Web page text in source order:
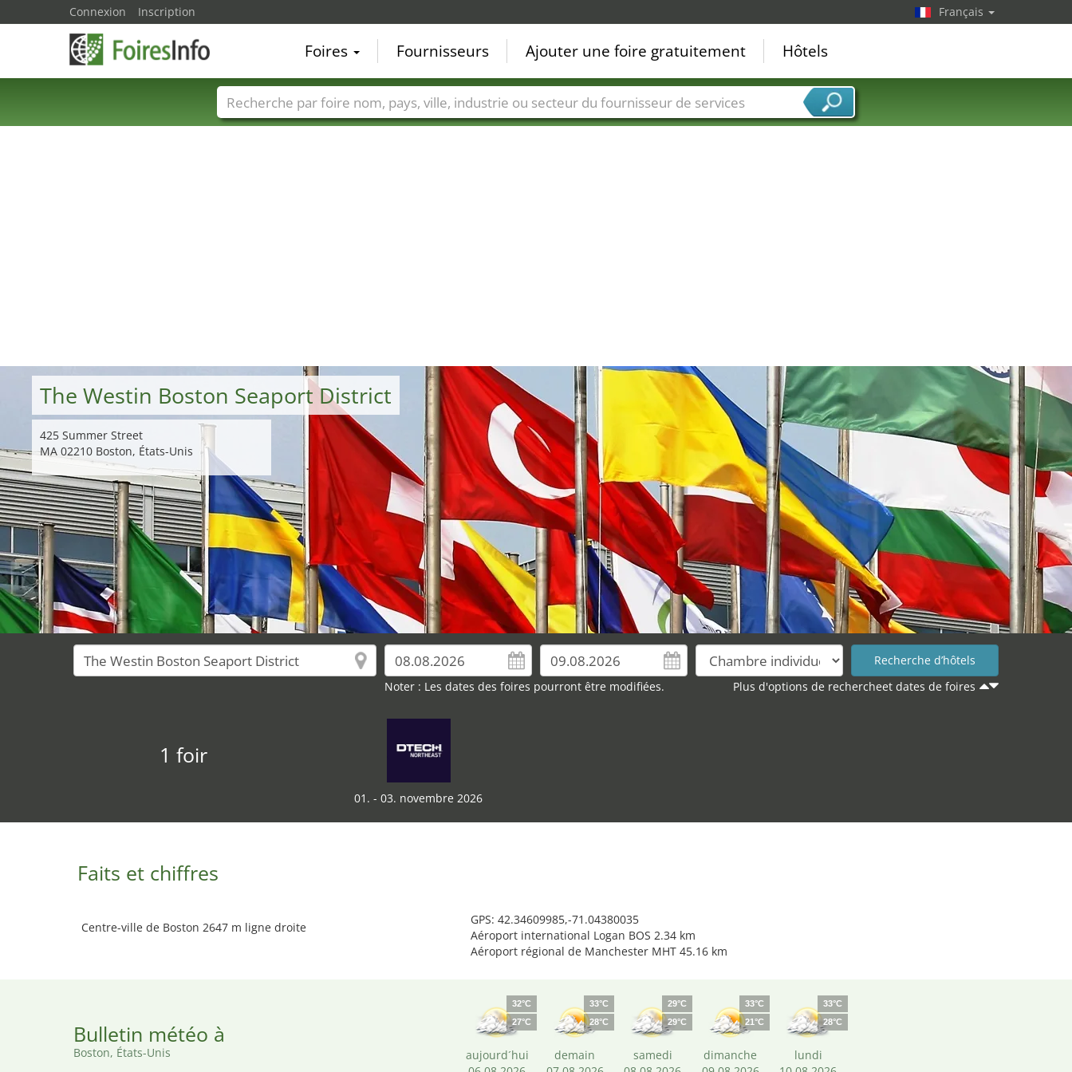
The Westin Boston Seaport District
425 Summer Street
MA 02210 Boston, États-Unis
Noter : Les dates des foires pourront être modifiées. Plus d'options de rechercheet dates de foires
1 foir
01. - 03. novembre 2026
Faits et chiffres
Centre-ville de Boston 2647 m ligne droite
GPS: 42.34609985,-71.04380035
Aéroport international Logan BOS 2.34 km
Aéroport régional de Manchester MHT 45.16 km
Bulletin météo à
Boston, États-Unis
32°C
27°C
aujourd´hui
33°C
28°C
demain
29°C
29°C
samedi
33°C
21°C
dimanche
33°C
28°C
lundi
Connexion Inscription Français
Foires Fournisseurs Ajouter une foire gratuitement Hôtels
Foire noms Pays Villes Secteurs de foire Secteurs du fournisseur de services